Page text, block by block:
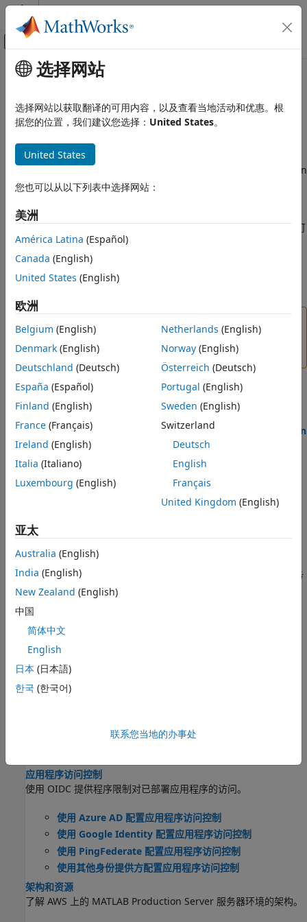
跳到内容
画布外导航菜单切换
文档主页
MATLAB Production Server
云部署
Azure 上的 MATLAB Production Server 参
考架构
AWS 上的 MATLAB Production Server 参
考架构
Kubernetes 上的 MATLAB Production
Server
主要内容
本页采用了机器翻译。点击此处可查看最新英文版本。
AWS上的MATLABProduction
Server参考架构
使用可自定义的 ARM 模板在 AWS
Production
Server™
您必须拥有
如果您需要自定义CloudFormation模板和自动化脚本，此产品可
能适合您。
Server。
您必须使用云仪表板而不是命令行来管理云中的
MATLAB
Production Server
主题
使用参考架构在 Amazon Web 服务上运行 MATLAB Production
Server
使用可自定义的
模板在 Amazon
MATLAB Production Server
配置在云上使用的 MATLAB Production Server 许可证
Server
使用仪表板管理 MATLAB Production Server
使用仪表板上传应用程序、编辑服务器设置、配置远程持久性服务
以及配置访问控制。
管理用于 MATLAB Production Server 的 AWS 资源
从 AWS 管理控制台配置 AWS 资源。
仪表板访问控制
为MATLAB Production Server
使用 PingFederate 身份提供方配置仪表板访问控制
应用程序访问控制
使用 OIDC 提供程序限制对已部署应用程序的访问。
使用 Azure AD 配置应用程序访问控制
使用 Google Identity 配置应用程序访问控制
使用 PingFederate 配置应用程序访问控制
使用其他身份提供方配置应用程序访问控制
架构和资源
了解 AWS 上的 MATLAB Production Server 服务器环境的架构。
选择网站
选择网站以获取翻译的可用内容，以及查看当地活动和优惠。根
据您的位置，我们建议您选择： United States。
United States
您也可以从以下列表中选择网站：
美洲
América Latina (Español)
Canada (English)
United States (English)
欧洲
Belgium (English)
Denmark (English)
Deutschland (Deutsch)
España (Español)
Finland (English)
France (Français)
Ireland (English)
Italia (Italiano)
Luxembourg (English)
Netherlands (English)
Norway(English)
Österreich (Deutsch)
Portugal (English)
Sweden (English)
Switzerland
Deutsch
English
Français
United Kingdom (English)
亚太
Australia (English)
India (English)
New Zealand (English)
中国
简体中文
English
日本 (日本語)
한국 (한국어)
联系您当地的办事处